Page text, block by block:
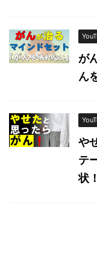
が
ん
や
テ
状！